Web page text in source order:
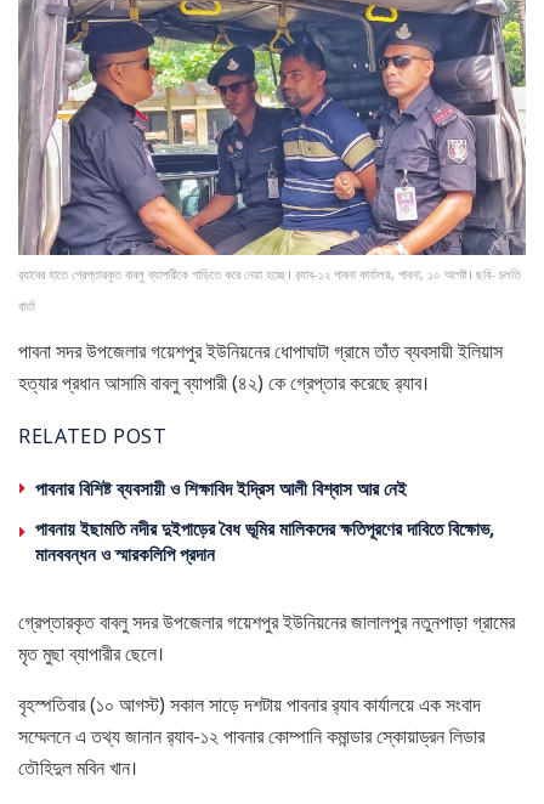
র‍্যাবের হাতে গ্রেপ্তারকৃত বাবলু ব্যাপারীকে গাড়িতে করে নেয়া হচ্ছে। র‍্যাব-১২ পাবনা কার্যালয়, পাবনা, ১০ আগষ্ট। ছবি- চলতি
বার্তা
পাবনা সদর উপজেলার গয়েশপুর ইউনিয়নের ধোপাঘাটা গ্রামে তাঁত ব্যবসায়ী ইলিয়াস
হত্যার প্রধান আসামি বাবলু ব্যাপারী (৪২) কে গ্রেপ্তার করেছে র‍্যাব।
RELATED POST
পাবনার বিশিষ্ট ব্যবসায়ী ও শিক্ষাবিদ ইদ্রিস আলী বিশ্বাস আর নেই
পাবনায় ইছামতি নদীর দুইপাড়ের বৈধ ভূমির মালিকদের ক্ষতিপূরণের দাবিতে বিক্ষোভ,
মানববন্ধন ও স্মারকলিপি প্রদান
গ্রেপ্তারকৃত বাবলু সদর উপজেলার গয়েশপুর ইউনিয়নের জালালপুর নতুনপাড়া গ্রামের
মৃত মুছা ব্যাপারীর ছেলে।
বৃহস্পতিবার (১০ আগস্ট) সকাল সাড়ে দশটায় পাবনার র‍্যাব কার্যালয়ে এক সংবাদ
সম্মেলনে এ তথ্য জানান র‍্যাব-১২ পাবনার কোম্পানি কমান্ডার স্কোয়াড্রন লিডার
তৌহিদুল মবিন খান।